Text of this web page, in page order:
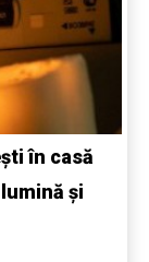
în casă
și